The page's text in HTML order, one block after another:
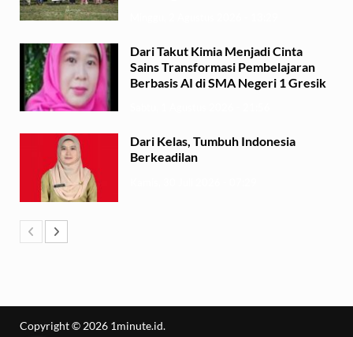
Dari Takut Kimia Menjadi Cinta
Sains Transformasi Pembelajaran
Berbasis AI di SMA Negeri 1 Gresik
Dari Kelas, Tumbuh Indonesia
Berkeadilan
Copyright © 2026 1minute.id.